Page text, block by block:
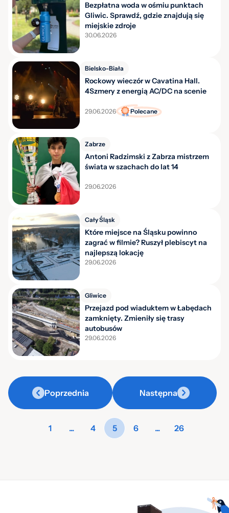
Bezpłatna woda w ośmiu punktach
Gliwic. Sprawdź, gdzie znajdują się
miejskie zdroje
30.06.2026
Bielsko-Biała
Rockowy wieczór w Cavatina Hall.
4Szmery z energią AC/DC na scenie
29.06.2026 Polecane
Zabrze
Antoni Radzimski z Zabrza mistrzem
świata w szachach do lat 14
29.06.2026
Cały Śląsk
Które miejsce na Śląsku powinno
zagrać w filmie? Ruszył plebiscyt na
najlepszą lokację
29.06.2026
Gliwice
Przejazd pod wiaduktem w Łabędach
zamknięty. Zmieniły się trasy
autobusów
29.06.2026
Poprzednia
1 ... 4 5 6 ... 26
Następna